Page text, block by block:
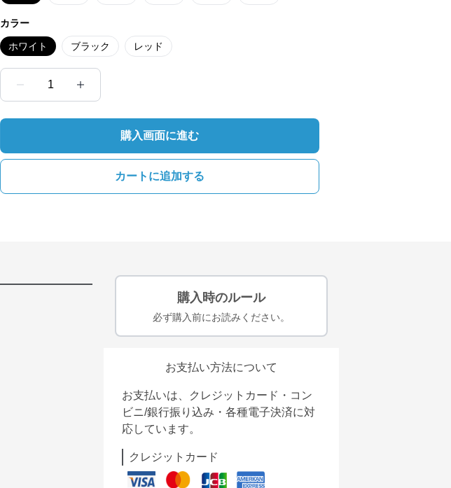
カラー
ホワイト ブラック レッド
1
購入画面に進む
カートに追加する
購入時のルール
必ず購入前にお読みください。
お支払い方法について
お支払いは、クレジットカード・コン
ビニ/銀行振り込み・各種電子決済に対
応しています。
クレジットカード